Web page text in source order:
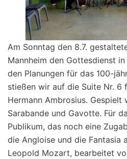
Am Sonntag den 8.7.
Mannheim den Gottesdienst
den Planungen für das 100-
stießen wir auf die Suite Nr. 6
Hermann Ambrosius.
Sarabande und Gavotte. Für
Publikum, das noch eine
die Angloise und die Fantasia
Leopold Mozart, bearbeitet